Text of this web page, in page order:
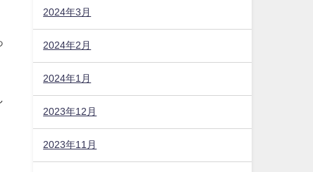
2024年3月
2024年2月
2024年1月
2023年12月
2023年11月